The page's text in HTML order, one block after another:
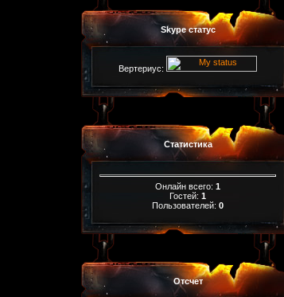
Skype статус
Вертериус:
Статистика
Онлайн всего: 1
Гостей: 1
Пользователей: 0
Отсчет